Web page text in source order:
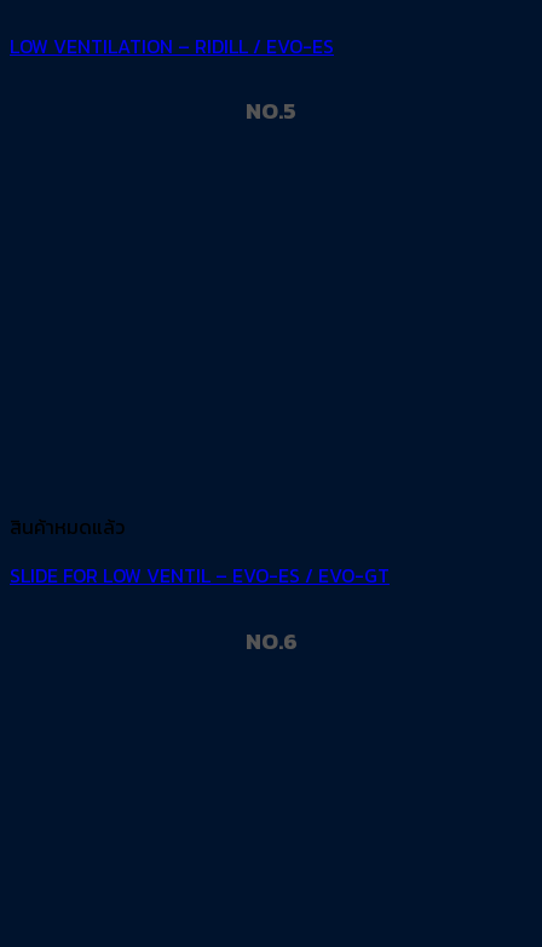
LOW VENTILATION – RIDILL / EVO-ES
NO.5
สินค้าหมดแล้ว
SLIDE FOR LOW VENTIL – EVO-ES / EVO-GT
NO.6